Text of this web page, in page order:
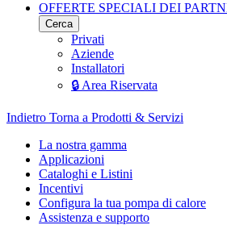
OFFERTE SPECIALI DEI
Cerca
Privati
Aziende
Installatori
🔒 Area Riservata
Indietro Torna a Prodotti & Servizi
La nostra gamma
Applicazioni
Cataloghi e Listini
Incentivi
Configura la tua pompa di calore
Assistenza e supporto